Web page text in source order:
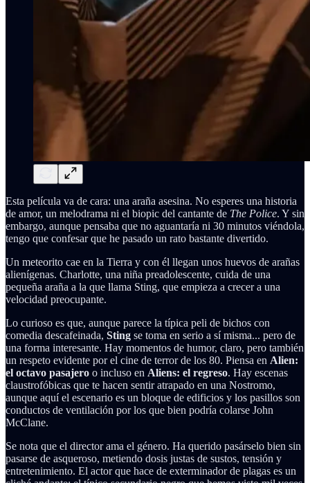
Esta película va de cara: una araña asesina. No esperes una historia
de amor, un melodrama ni el biopic del cantante de The Police. Y sin
embargo, aunque pensaba que no aguantaría ni 30 minutos viéndola,
tengo que confesar que he pasado un rato bastante divertido.
Un meteorito cae en la Tierra y con él llegan unos huevos de arañas
alienígenas. Charlotte, una niña preadolescente, cuida de una
pequeña araña a la que llama Sting, que empieza a crecer a una
velocidad preocupante.
Lo curioso es que, aunque parece la típica peli de bichos con
comedia descafeinada, Sting se toma en serio a sí misma... pero de
una forma interesante. Hay momentos de humor, claro, pero también
un respeto evidente por el cine de terror de los 80. Piensa en Alien:
el octavo pasajero o incluso en Aliens: el regreso. Hay escenas
claustrofóbicas que te hacen sentir atrapado en una Nostromo,
aunque aquí el escenario es un bloque de edificios y los pasillos son
conductos de ventilación por los que bien podría colarse John
McClane.
Se nota que el director ama el género. Ha querido pasárselo bien sin
pasarse de asqueroso, metiendo dosis justas de sustos, tensión y
entretenimiento. El actor que hace de exterminador de plagas es un